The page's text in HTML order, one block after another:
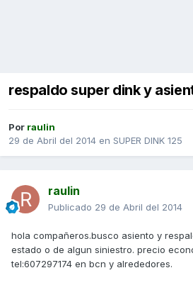
respaldo super dink y
Por raulin
29 de Abril del 2014 en SUPER DINK 125
raulin
Publicado 29 de Abril del 2014
hola compañeros.busco asiento y
estado o de algun siniestro. precio
tel:607297174 en bcn y alrededores.